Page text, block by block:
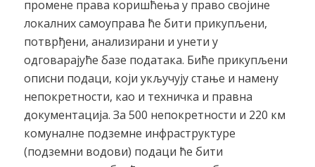
промене права коришћења у право својине
локалних самоуправа ће бити прикупљени,
потврђени, анализирани и унети у
одговарајуће базе података. Биће прикупљени
описни подаци, који укључују стање и намену
непокретности, као и техничка и правна
документација. За 500 непокретности и 220 км
комуналне подземне инфраструктуре
(подземни водови) подаци ће бити